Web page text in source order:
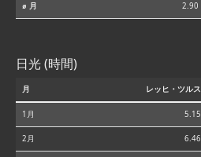
⌀ 月 2.90
日光 (時間)
月 レッヒ・ツルス
1月 5.15
2月 6.46